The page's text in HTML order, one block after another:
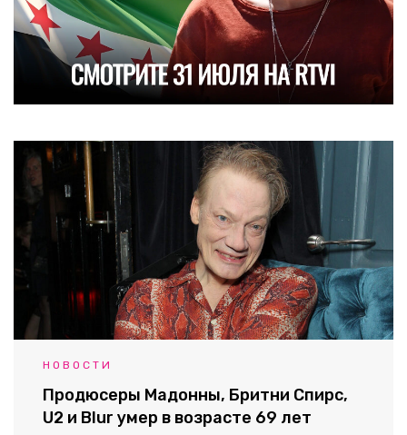
НОВОСТИ
Продюсеры Мадонны, Бритни Спирс,
U2 и Blur умер в возрасте 69 лет